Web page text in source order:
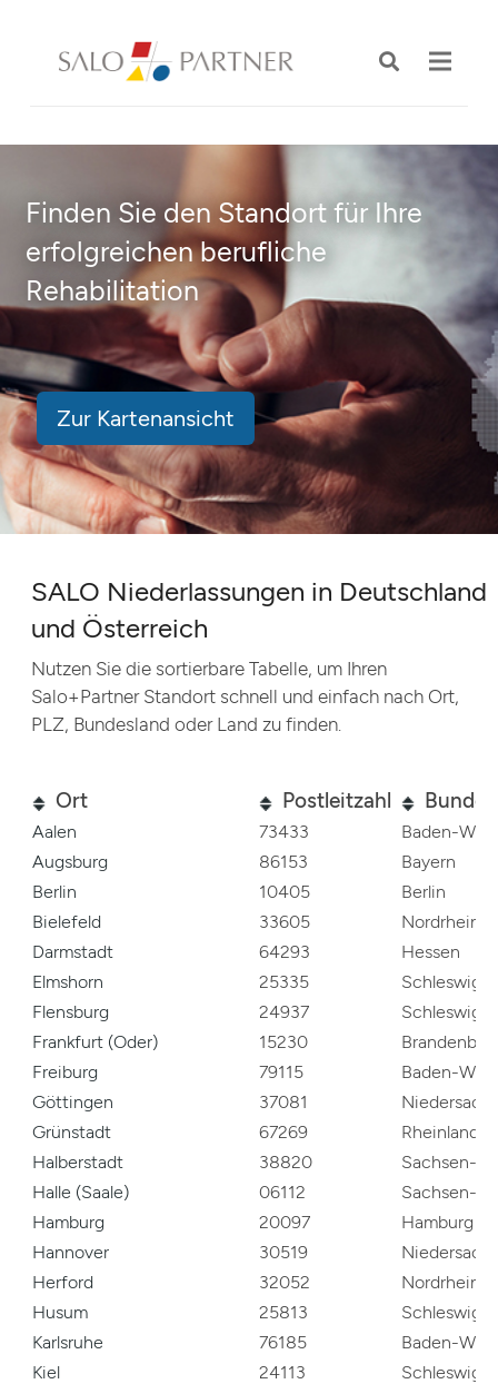
Finden Sie den Standort für Ihre
erfolgreichen berufliche
Rehabilitation
Zur Kartenansicht
SALO Niederlassungen in Deutschland
und Österreich
Nutzen Sie die sortierbare Tabelle, um Ihren
Salo+Partner Standort schnell und einfach nach Ort,
PLZ, Bundesland oder Land zu finden.
Ort Postleitzahl
Aalen 73433
Baden-
Augsburg
86153
Bayern
Berlin
10405
Berlin
Bielefeld
33605
Nordrhein-
Darmstadt
64293
Hessen
Elmshorn
25335
Schleswig-
Flensburg
24937
Schleswig-
Frankfurt (Oder)
15230
Freiburg
79115
Baden-
Göttingen
37081
Grünstadt
67269
Rheinland-
Halberstadt
38820
Sachsen-
Halle (Saale)
06112
Sachsen-
Hamburg
20097
Hamburg
Hannover
30519
Herford
32052
Nordrhein-
Husum
25813
Schleswig-
Karlsruhe
76185
Baden-
Kiel
24113
Schleswig-